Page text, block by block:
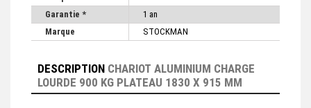
Garantie *
1 an
Marque
STOCKMAN
DESCRIPTION CHARIOT ALUMINIUM CHARGE
LOURDE 900 KG PLATEAU 1830 X 915 MM